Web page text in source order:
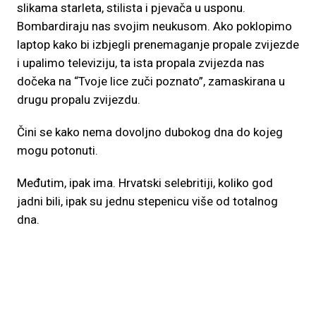
slikama starleta, stilista i pjevača u usponu.
Bombardiraju nas svojim neukusom. Ako poklopimo
laptop kako bi izbjegli prenemaganje propale zvijezde
i upalimo televiziju, ta ista propala zvijezda nas
dočeka na “Tvoje lice zuči poznato”, zamaskirana u
drugu propalu zvijezdu.
Čini se kako nema dovoljno dubokog dna do kojeg
mogu potonuti.
Međutim, ipak ima. Hrvatski selebritiji, koliko god
jadni bili, ipak su jednu stepenicu više od totalnog
dna.